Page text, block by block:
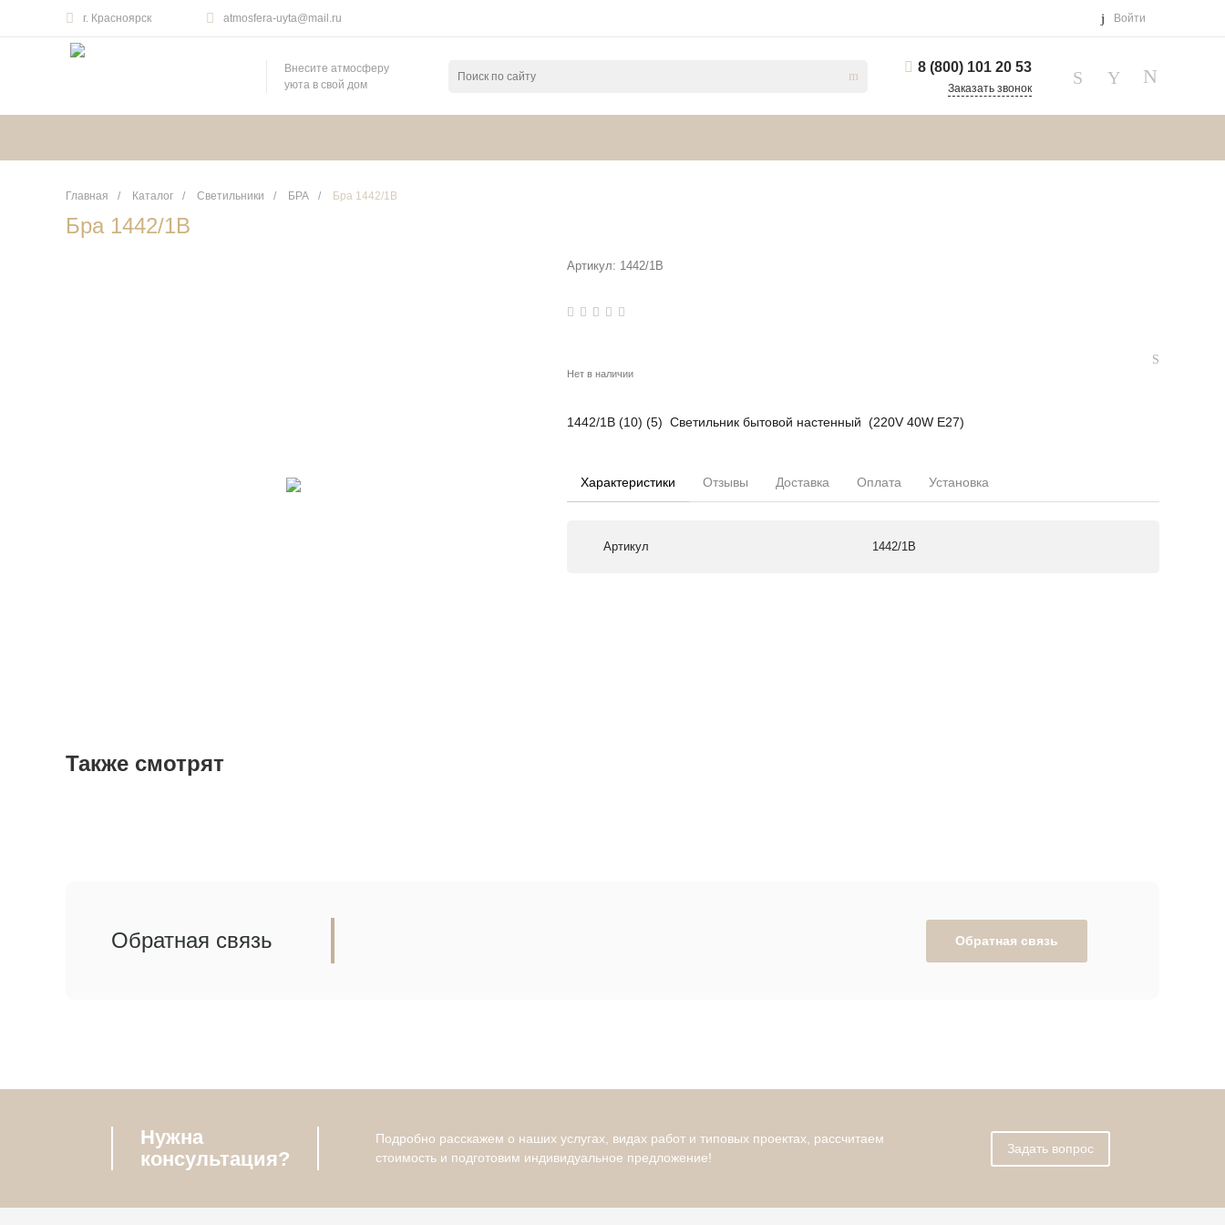
г. Красноярск atmosfera-uyta@mail.ru Войти
Внесите атмосферу
уюта в свой дом
8 (800) 101 20 53
Заказать звонок
Главная / Каталог / Светильники / БРА / Бра 1442/1B
Бра 1442/1B
Артикул: 1442/1B
Нет в наличии
1442/1B (10) (5) Светильник бытовой настенный (220V 40W E27)
Характеристики Отзывы Доставка Оплата Установка
Артикул 1442/1B
Также смотрят
Обратная связь Обратная связь
Нужна
консультация?
Подробно расскажем о наших услугах, видах работ и типовых проектах, рассчитаем
стоимость и подготовим индивидуальное предложение!
Задать вопрос